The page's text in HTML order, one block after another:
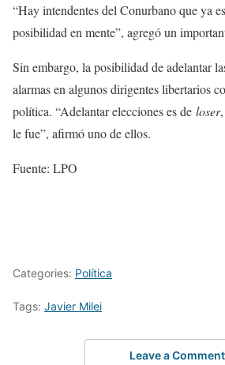
“Hay intendentes del Conurbano que ya
posibilidad en mente”, agregó un
Sin embargo, la posibilidad de adelantar
alarmas en algunos dirigentes libertarios
política. “Adelantar elecciones es de loser
le fue”, afirmó uno de ellos.
Fuente: LPO
Categories: Política
Tags: Javier Milei
Leave a Comment